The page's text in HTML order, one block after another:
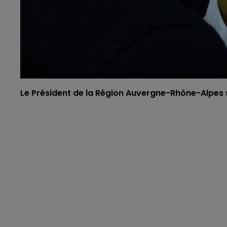
Le Président de la Région Auvergne-Rhône-